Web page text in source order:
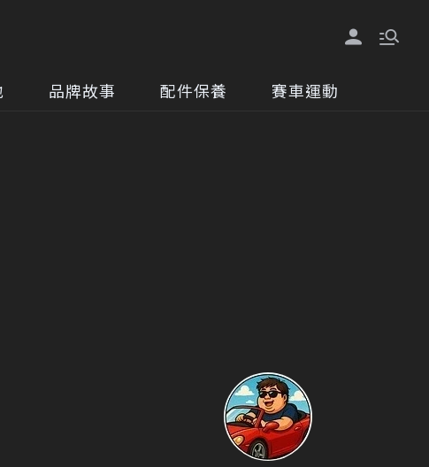
品牌故事 配件保養 賽車運動